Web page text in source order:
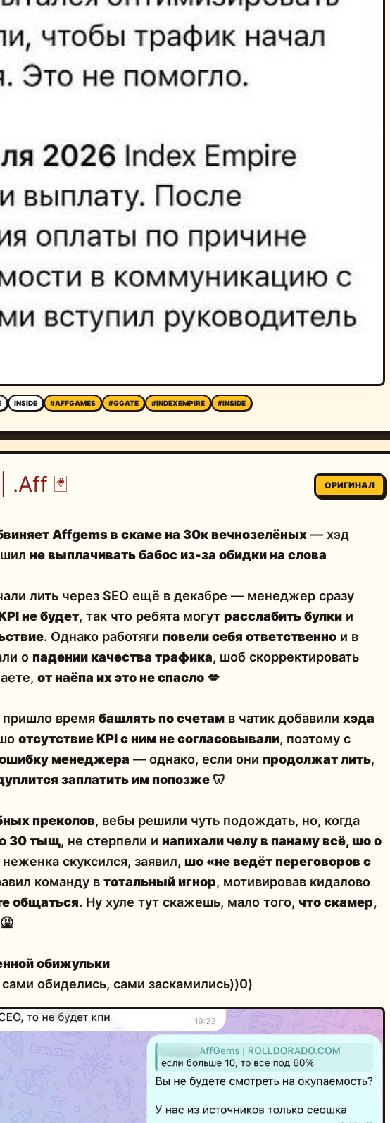
INSIDE #AFFGAMES #GGATE #INDEXEMPIRE #INSIDE
.Aff 🃏 ОРИГИНАЛ
Affgems в скаме на 30к вечнозелёных — хэд
не выплачивать бабос из-за обидки на слова
лить через SEO ещё в декабре — менеджер сразу
не будет, так что ребята могут расслабить булки и
. Однако работяги повели себя ответственно и в
о падении качества трафика, шоб скорректировать
от наёпа их это не спасло 💋
пришло время башлять по счетам в чатик добавили хэда
отсутствие KPI с ним не согласовывали, поэтому с
менеджера — однако, если они продолжат лить,
заплатить им попозже 🦷
преколов, вебы решили чуть подождать, но, когда
30 тыщ, не стерпели и напихали челу в панаму всё, шо о
скуксился, заявил, шо «не ведёт переговоров с
команду в тотальный игнор, мотивировав кидалово
общаться. Ну хуле тут скажешь, мало того, что скамер,
🤮
обижульки
обиделись, сами заскамились))0)